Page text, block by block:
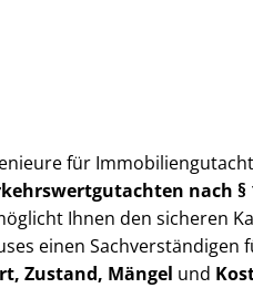
für
nach §
Ihnen den sicheren
einen
Zustand, Mängel und